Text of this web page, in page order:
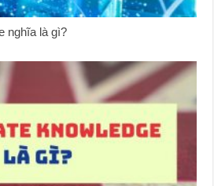
nghĩa là gì?